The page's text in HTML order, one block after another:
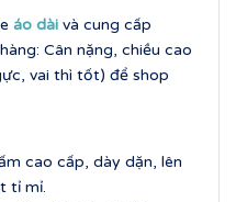
áo dài và cung cấp
Cân nặng, chiều cao
vai thì tốt) để shop
cao cấp, dày dặn, lên
tỉ mỉ.